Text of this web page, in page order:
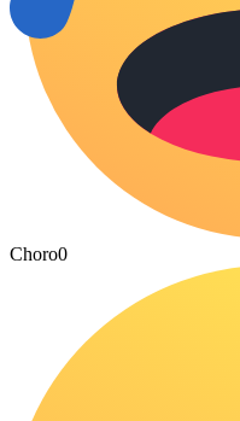
Choro0